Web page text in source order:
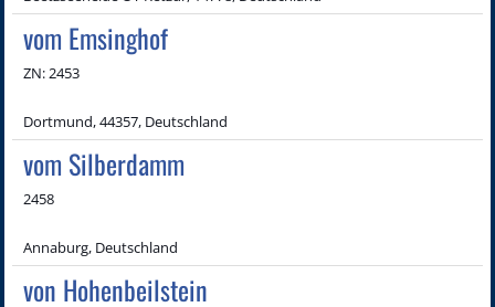
vom Emsinghof
ZN: 2453
Dortmund, 44357, Deutschland
vom Silberdamm
2458
Annaburg, Deutschland
von Hohenbeilstein